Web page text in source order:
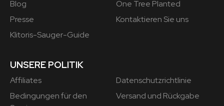
Blog
Presse
Klitoris-Sauger-Guide
One Tree Planted
Kontaktieren Sie uns
UNSERE POLITIK
Affiliates
Bedingungen für den
Datenschutzrichtlinie
Versand und Rückgabe